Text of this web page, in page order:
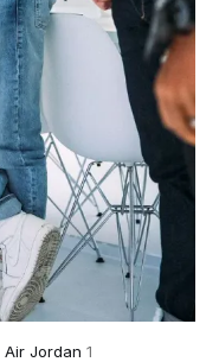
Air Jordan 1